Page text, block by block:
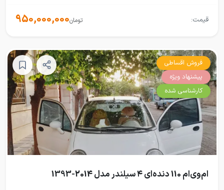
قیمت: 950,000,000تومان
فروش اقساطی
پیشنهاد ویژه
کارشناسی شده
ام‌وی‌ام 110 دنده‌ای ۴ سیلندر مدل 2014-1393